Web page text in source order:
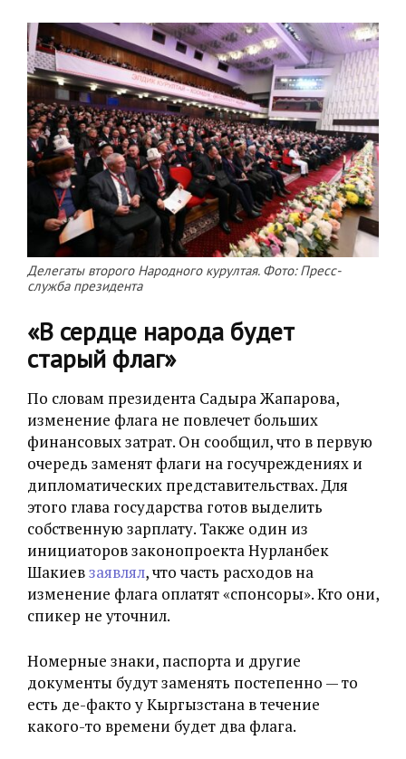
Делегаты второго Народного курултая. Фото: Пресс-
служба президента
«В сердце народа будет
старый флаг»
По словам президента Садыра Жапарова,
изменение флага не повлечет больших
финансовых затрат. Он сообщил, что в первую
очередь заменят флаги на госучреждениях и
дипломатических представительствах. Для
этого глава государства готов выделить
собственную зарплату. Также один из
инициаторов законопроекта Нурланбек
Шакиевзаявлял, что часть расходов на
изменение флага оплатят «спонсоры». Кто они,
спикер не уточнил.
Номерные знаки, паспорта и другие
документы будут заменять постепенно — то
есть де-факто у Кыргызстана в течение
какого-то времени будет два флага.